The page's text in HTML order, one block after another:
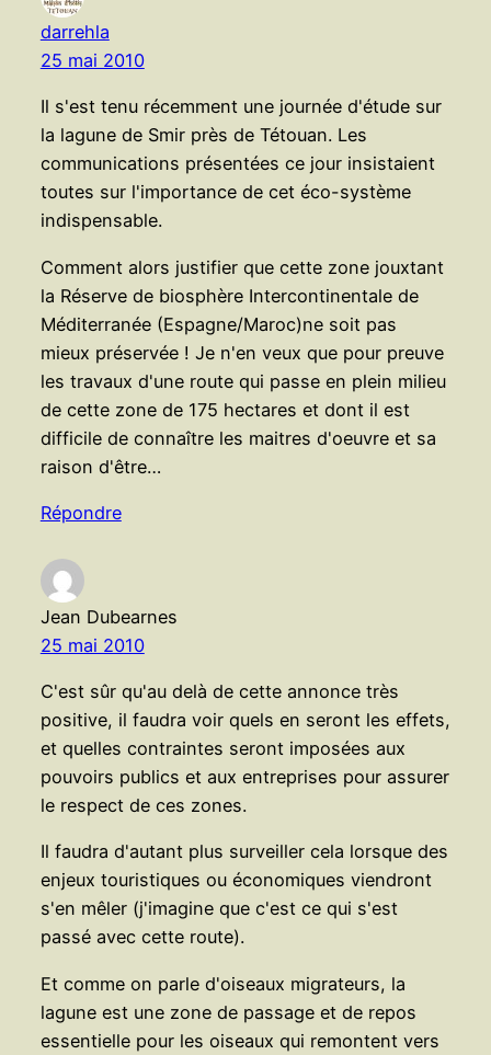
darrehla
25 mai 2010
Il s'est tenu récemment une journée d'étude sur
la lagune de Smir près de Tétouan. Les
communications présentées ce jour insistaient
toutes sur l'importance de cet éco-système
indispensable.
Comment alors justifier que cette zone jouxtant
la Réserve de biosphère Intercontinentale de
Méditerranée (Espagne/Maroc)ne soit pas
mieux préservée ! Je n'en veux que pour preuve
les travaux d'une route qui passe en plein milieu
de cette zone de 175 hectares et dont il est
difficile de connaître les maitres d'oeuvre et sa
raison d'être…
Répondre
Jean Dubearnes
25 mai 2010
C'est sûr qu'au delà de cette annonce très
positive, il faudra voir quels en seront les effets,
et quelles contraintes seront imposées aux
pouvoirs publics et aux entreprises pour assurer
le respect de ces zones.
Il faudra d'autant plus surveiller cela lorsque des
enjeux touristiques ou économiques viendront
s'en mêler (j'imagine que c'est ce qui s'est
passé avec cette route).
Et comme on parle d'oiseaux migrateurs, la
lagune est une zone de passage et de repos
essentielle pour les oiseaux qui remontent vers